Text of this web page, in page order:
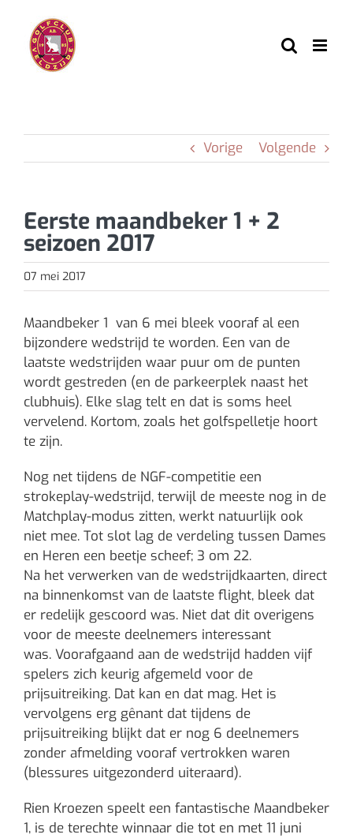
inhoud
Vorige Volgende
Eerste maandbeker 1 + 2
seizoen 2017
07 mei 2017
Maandbeker 1 van 6 mei bleek vooraf al een
bijzondere wedstrijd te worden. Een van de
laatste wedstrijden waar puur om de punten
wordt gestreden (en de parkeerplek naast het
clubhuis). Elke slag telt en dat is soms heel
vervelend. Kortom, zoals het golfspelletje hoort
te zijn.
Nog net tijdens de NGF-competitie een
strokeplay-wedstrijd, terwijl de meeste nog in de
Matchplay-modus zitten, werkt natuurlijk ook
niet mee. Tot slot lag de verdeling tussen Dames
en Heren een beetje scheef; 3 om 22.
Na het verwerken van de wedstrijdkaarten, direct
na binnenkomst van de laatste flight, bleek dat
er redelijk gescoord was. Niet dat dit overigens
voor de meeste deelnemers interessant
was. Voorafgaand aan de wedstrijd hadden vijf
spelers zich keurig afgemeld voor de
prijsuitreiking. Dat kan en dat mag. Het is
vervolgens erg gênant dat tijdens de
prijsuitreiking blijkt dat er nog 6 deelnemers
zonder afmelding vooraf vertrokken waren
(blessures uitgezonderd uiteraard).
Rien Kroezen speelt een fantastische Maandbeker
1, is de terechte winnaar die tot en met 11 juni